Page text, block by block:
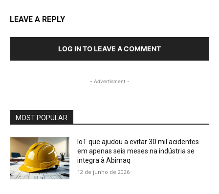
LEAVE A REPLY
LOG IN TO LEAVE A COMMENT
- Advertisment -
MOST POPULAR
IoT que ajudou a evitar 30 mil acidentes
em apenas seis meses na indústria se
integra à Abimaq
12 de junho de 2026